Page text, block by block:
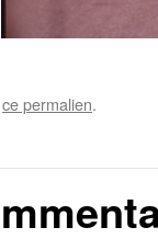
ce permalien.